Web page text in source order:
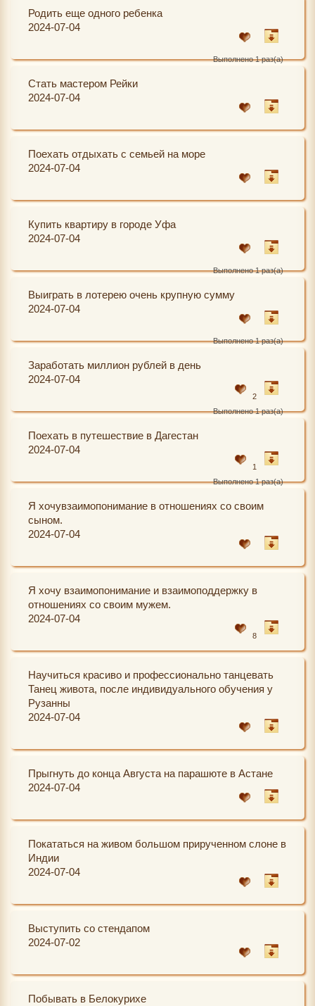
Родить еще одного ребенка
2024-07-04
Выполнено 1 раз(а)
Стать мастером Рейки
2024-07-04
Поехать отдыхать с семьей на море
2024-07-04
Купить квартиру в городе Уфа
2024-07-04
Выполнено 1 раз(а)
Выиграть в лотерею очень крупную сумму
2024-07-04
Выполнено 1 раз(а)
Заработать миллион рублей в день
2024-07-04
2
Выполнено 1 раз(а)
Поехать в путешествие в Дагестан
2024-07-04
1
Выполнено 1 раз(а)
Я хочувзаимопонимание в отношениях со своим
сыном.
2024-07-04
Я хочу взаимопонимание и взаимоподдержку в
отношениях со своим мужем.
2024-07-04
8
Научиться красиво и профессионально танцевать
Танец живота, после индивидуального обучения у
Рузанны
2024-07-04
Прыгнуть до конца Августа на парашюте в Астане
2024-07-04
Покататься на живом большом прирученном слоне в
Индии
2024-07-04
Выступить со стендапом
2024-07-02
Побывать в Белокурихе